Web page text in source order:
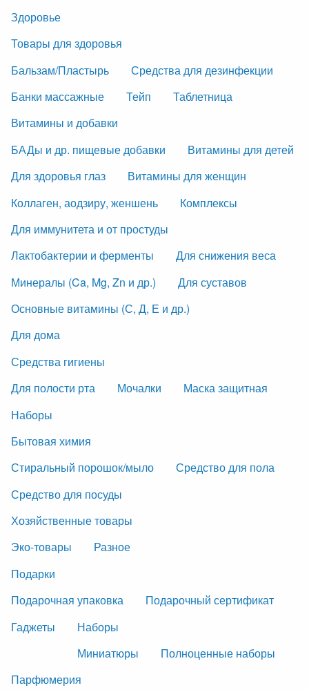
Здоровье
Товары для здоровья
Бальзам/Пластырь
Средства для дезинфекции
Банки массажные
Тейп
Таблетница
Витамины и добавки
БАДы и др. пищевые добавки
Витамины для детей
Для здоровья глаз
Витамины для женщин
Коллаген, аодзиру, женшень
Комплексы
Для иммунитета и от простуды
Лактобактерии и ферменты
Для снижения веса
Минералы (Ca, Mg, Zn и др.)
Для суставов
Основные витамины (С, Д, Е и др.)
Для дома
Средства гигиены
Для полости рта
Мочалки
Маска защитная
Наборы
Бытовая химия
Стиральный порошок/мыло
Средство для пола
Средство для посуды
Хозяйственные товары
Эко-товары
Разное
Подарки
Подарочная упаковка
Подарочный сертификат
Гаджеты
Наборы
Миниатюры
Полноценные наборы
Парфюмерия